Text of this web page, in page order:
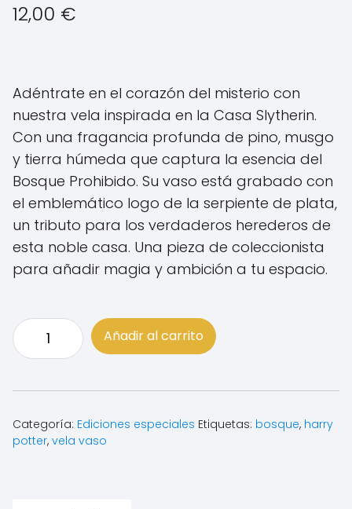
12,00 €
Adéntrate en el corazón del misterio con
nuestra vela inspirada en la Casa Slytherin.
Con una fragancia profunda de pino, musgo
y tierra húmeda que captura la esencia del
Bosque Prohibido. Su vaso está grabado con
el emblemático logo de la serpiente de plata,
un tributo para los verdaderos herederos de
esta noble casa. Una pieza de coleccionista
para añadir magia y ambición a tu espacio.
Vela
Slytherin
Cera
soja
natural
Añadir al carrito
Categoría: Ediciones especiales Etiquetas: bosque, harry
potter, vela vaso